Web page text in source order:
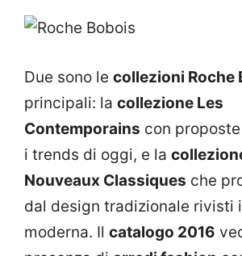
Due sono le collezioni Roche
principali: la collezione Les
Contemporains con
i trends di oggi, e la
Nouveaux Classiques che
dal design tradizionale rivisti
moderna. Il catalogo 2016